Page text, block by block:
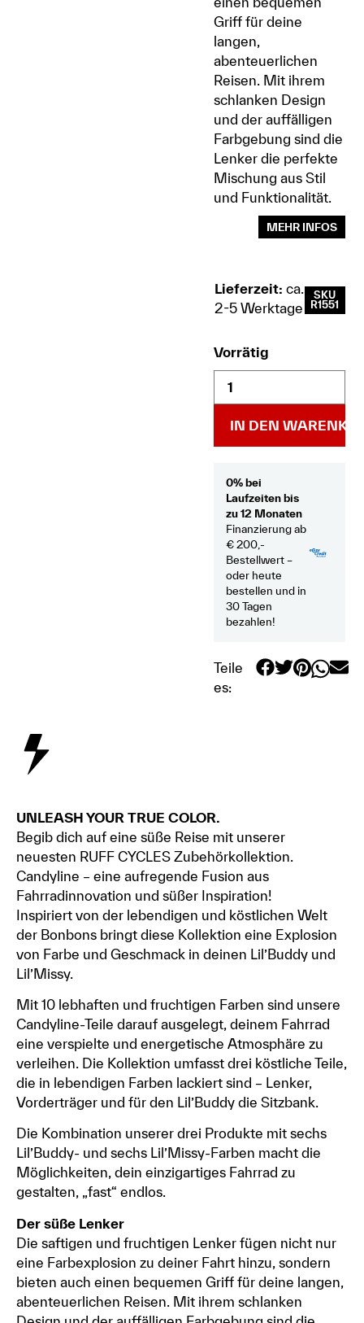
Griff für deine
langen,
abenteuerlichen
Reisen. Mit ihrem
schlanken Design
und der auffälligen
Farbgebung sind die
Lenker die perfekte
Mischung aus Stil
und Funktionalität.
MEHR INFOS
Lieferzeit: ca.
2-5 Werktage
SKU
R1551
Vorrätig
IN DEN
0% bei
Laufzeiten bis
zu 12 Monaten
Finanzierung ab
€ 200,-
Bestellwert –
oder heute
bestellen und in
30 Tagen
bezahlen!
Teile
es:
UNLEASH YOUR TRUE COLOR.
Begib dich auf eine süße Reise mit unserer
neuesten RUFF CYCLES Zubehörkollektion.
Candyline – eine aufregende Fusion aus
Fahrradinnovation und süßer Inspiration!
Inspiriert von der lebendigen und köstlichen Welt
der Bonbons bringt diese Kollektion eine Explosion
von Farbe und Geschmack in deinen Lil’Buddy und
Lil’Missy.
Mit 10 lebhaften und fruchtigen Farben sind unsere
Candyline-Teile darauf ausgelegt, deinem Fahrrad
eine verspielte und energetische Atmosphäre zu
verleihen. Die Kollektion umfasst drei köstliche Teile,
die in lebendigen Farben lackiert sind – Lenker,
Vorderträger und für den Lil’Buddy die Sitzbank.
Die Kombination unserer drei Produkte mit sechs
Lil’Buddy- und sechs Lil’Missy-Farben macht die
Möglichkeiten, dein einzigartiges Fahrrad zu
gestalten, „fast“ endlos.
Der süße Lenker
Die saftigen und fruchtigen Lenker fügen nicht nur
eine Farbexplosion zu deiner Fahrt hinzu, sondern
bieten auch einen bequemen Griff für deine langen,
abenteuerlichen Reisen. Mit ihrem schlanken